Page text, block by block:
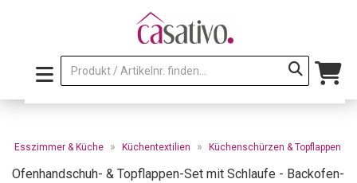
Esszimmer & Küche » Küchentextilien » Küchenschürzen & Topflappen
Ofenhandschuh- & Topflappen-Set mit Schlaufe - Backofen-